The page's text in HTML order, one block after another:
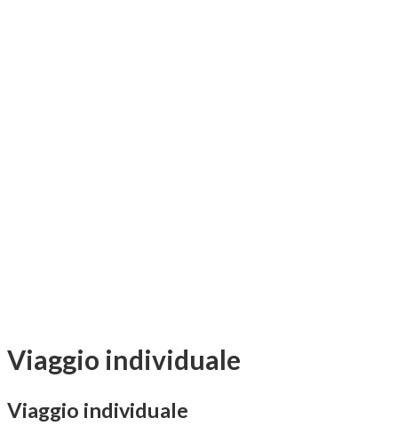
Viaggio individuale
Viaggio individuale